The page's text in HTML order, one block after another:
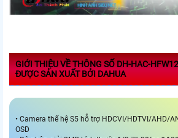
GIỚI THIỆU VỀ THÔNG SỐ DH-HAC-
ĐƯỢC SẢN XUẤT BỞI DAHUA
• Camera thế hệ S5 hỗ trợ HDCVI/HDTVI/AHD/
OSD